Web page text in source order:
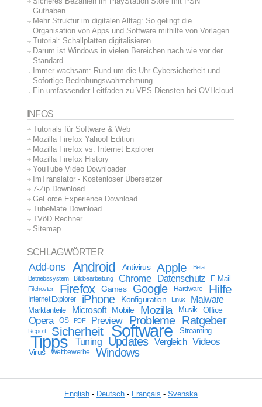
Guthaben
Mehr Struktur im digitalen Alltag: So gelingt die
Organisation von Apps und Software mithilfe von Vorlagen
Tutorial: Schallplatten digitalisieren
Darum ist Windows in vielen Bereichen nach wie vor der
Standard
Immer wachsam: Rund-um-die-Uhr-Cybersicherheit und
Sofortige Bedrohungswahrnehmung
Ein umfassender Leitfaden zu VPS-Diensten bei OVHcloud
INFOS
Tutorials für Software & Web
Mozilla Firefox Yahoo! Edition
Mozilla Firefox vs. Internet Explorer
Mozilla Firefox History
YouTube Video Downloader
ImTranslator - Kostenloser Übersetzer
7-Zip Download
GeForce Experience Download
TubeMate Download
TVöD Rechner
Sitemap
SCHLAGWÖRTER
Add-ons Android Antivirus Apple
Beta
Betriebssystem
Bildbearbeitung Chrome Datenschutz E-Mail
Filehoster Firefox Games Google Hardware Hilfe
Internet Explorer iPhone Konfiguration Linux Malware
Marktanteile Microsoft Mobile Mozilla Musik Office
Opera OS PDF Preview Probleme Ratgeber
Report Sicherheit Software Streaming
Tipps Tuning Updates Vergleich Videos
Virus Wettbewerbe Windows
English - Deutsch - Français - Svenska